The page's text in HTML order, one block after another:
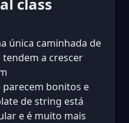
única caminhada de
tendem a crescer
parecem bonitos e
de string está
e é muito mais